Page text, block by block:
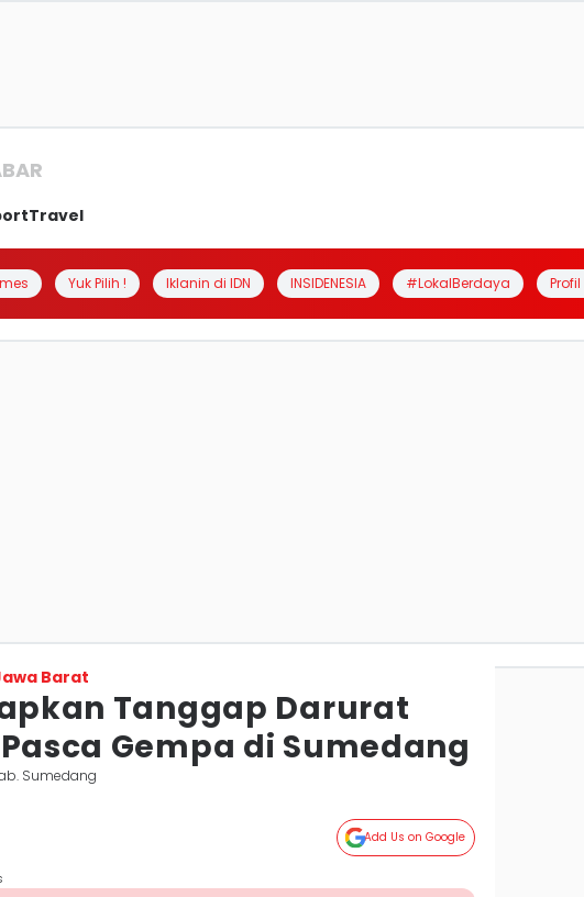
Travel
Yuk Pilih ! Iklanin di IDN INSIDENESIA #LokalBerdaya
Barat
Tanggap Darurat
Gempa di Sumedang
Sumedang
Add Us on Google